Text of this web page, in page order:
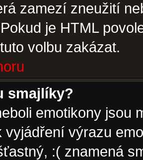
zamezí zneužití
je HTML
volbu zakázat.
smajlíky?
emotikony jsou
vyjádření výrazu
:( znamená